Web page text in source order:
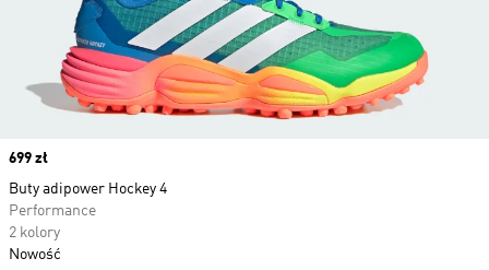
Price
699 zł
Buty adipower Hockey 4
Performance
2 kolory
Nowość